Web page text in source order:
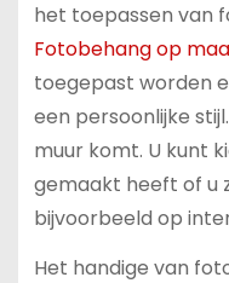
het toepassen van
Fotobehang op
toegepast worden
een persoonlijke stijl.
muur komt. U kunt
gemaakt heeft of u
bijvoorbeeld op
Het handige van